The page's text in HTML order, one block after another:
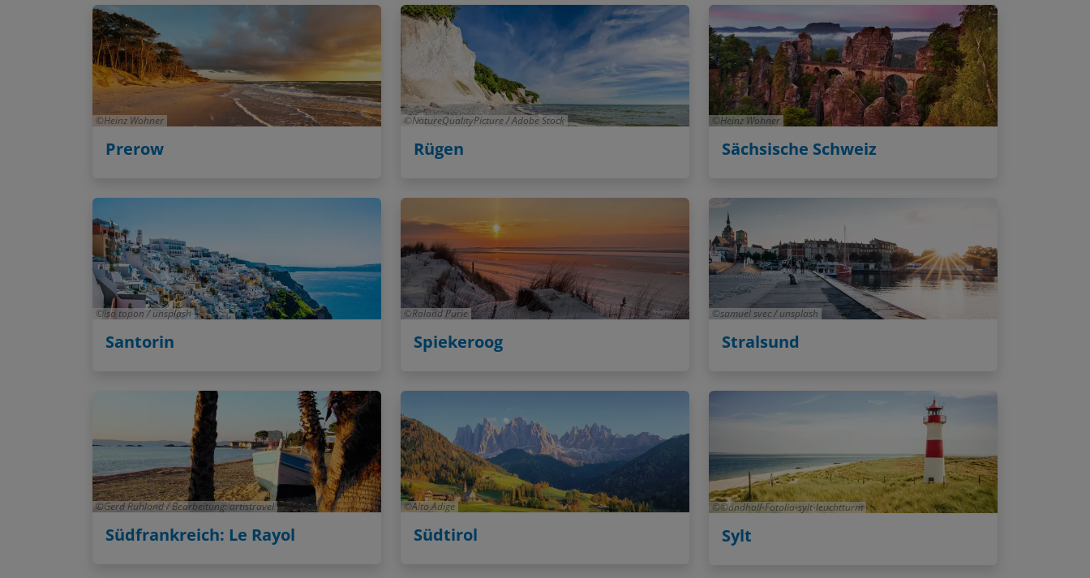
Heinz Wohner
Prerow
NatureQualityPicture / Adobe Stock
Rügen
Heinz Wohner
Sächsische Schweiz
iso topon / unsplash
Santorin
Roland Purie
Spiekeroog
samuel svec / unsplash
Stralsund
Gerd Ruhland / Bearbeitung: artistravel
Südfrankreich: Le Rayol
Alto Adige
Südtirol
©andhall-Fotolia-sylt-leuchtturm
Sylt